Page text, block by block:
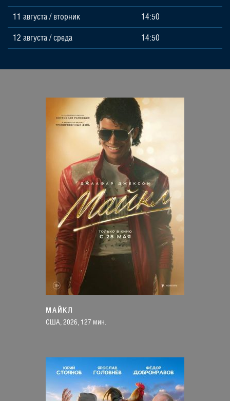
11 августа / вторник 14:50
12 августа /среда 14:50
МАЙКЛ
США, 2026, 127 мин.